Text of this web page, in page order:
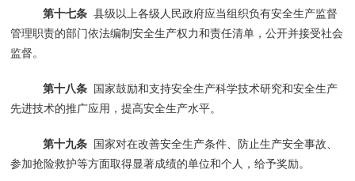
第十七条 县级以上各级人民政府应当组织负有安全生产监督
管理职责的部门依法编制安全生产权力和责任清单，公开并接受社会
监督。
第十八条
国家鼓励和支持安全生产科学技术研究和安全生产
先进技术的推广应用，提高安全生产水平。
第十九条
国家对在改善安全生产条件、防止生产安全事故、
参加抢险救护等方面取得显著成绩的单位和个人，给予奖励。